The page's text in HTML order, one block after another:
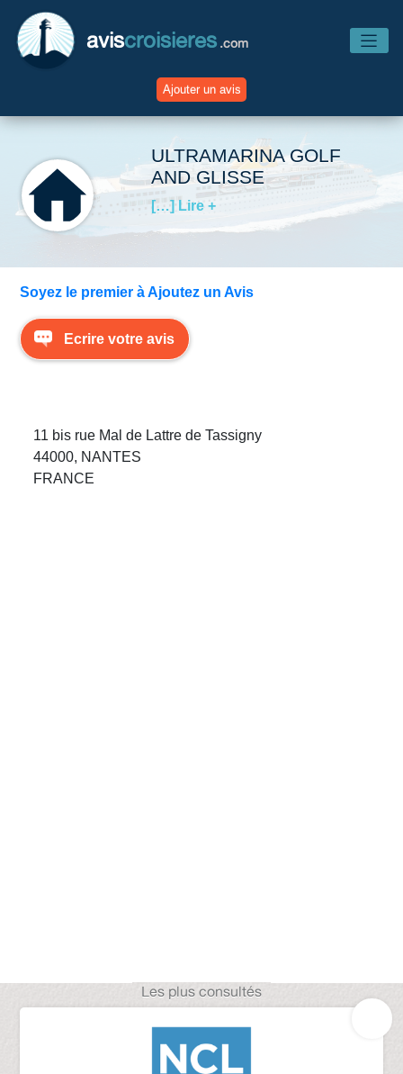
aviscroisieres .com
Ajouter un avis
Accueil
Avis Compagnies
Avis Escales
ULTRAMARINA GOLF
AND GLISSE
[…] Lire +
Soyez le premier à Ajoutez un Avis
Ecrire votre avis
11 bis rue Mal de Lattre de Tassigny
44000, NANTES
FRANCE
Les plus consultés